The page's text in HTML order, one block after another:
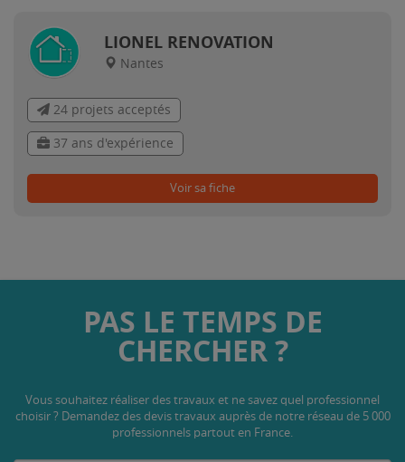
LIONEL RENOVATION
Nantes
24 projets acceptés
37 ans d'expérience
Voir sa fiche
PAS LE TEMPS DE
CHERCHER ?
Vous souhaitez réaliser des travaux et ne savez quel professionnel
choisir ? Demandez des devis travaux auprès de notre réseau de 5 000
professionnels partout en France.